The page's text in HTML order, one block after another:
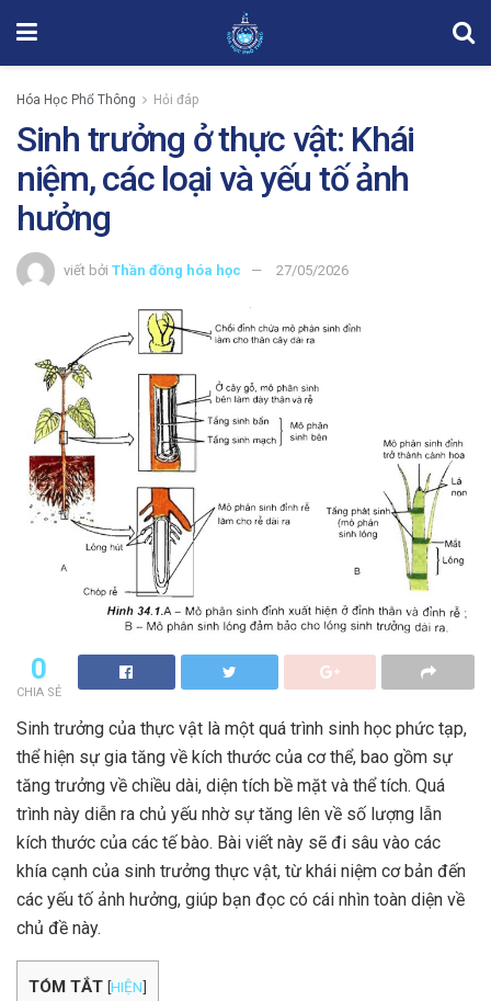
Hóa Học Phổ Thông Hỏi đáp
Sinh trưởng ở thực vật: Khái
niệm, các loại và yếu tố ảnh
hưởng
viết bởi Thần đồng hóa học 27/05/2026
0
CHIA SẺ
Sinh trưởng của thực vật là một quá trình sinh học phức tạp,
thể hiện sự gia tăng về kích thước của cơ thể, bao gồm sự
tăng trưởng về chiều dài, diện tích bề mặt và thể tích. Quá
trình này diễn ra chủ yếu nhờ sự tăng lên về số lượng lẫn
kích thước của các tế bào. Bài viết này sẽ đi sâu vào các
khía cạnh của sinh trưởng thực vật, từ khái niệm cơ bản đến
các yếu tố ảnh hưởng, giúp bạn đọc có cái nhìn toàn diện về
chủ đề này.
TÓM TẮT [HIỆN]